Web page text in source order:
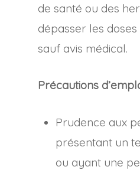
de santé ou des
dépasser les
sauf avis médical.
Précautions
Prudence aux
présentant un
ou ayant une